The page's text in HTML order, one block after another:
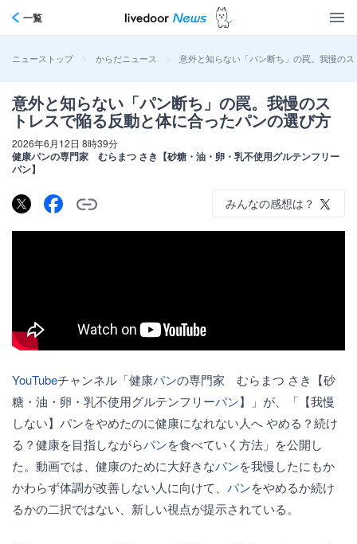
一覧
ニューストップ > からだニュース > 意外と知らない「パン断ち」の罠。我慢の
意外と知らない「パン断ち」の罠。我慢のス
トレスで陥る反動と体に合ったパンの選び方
2026年6月12日 8時39分
健康パンの専門家 むらまつ さき【砂糖・油・卵・乳不使用グルテンフリー
パン】
みんなの感想は？
YouTubeチャンネル「健康パンの専門家 むらまつ さき【砂
糖・油・卵・乳不使用グルテンフリーパン】」が、「【我慢
しない】パンをやめたのに健康になれない人へ やめる？続け
る？健康を目指しながらパンを食べていく方法」を公開し
た。動画では、健康のために大好きなパンを我慢したにもか
かわらず体調が改善しない人に向けて、 パンをやめるか続け
るかの二択ではない、新しい視点が提示されている。